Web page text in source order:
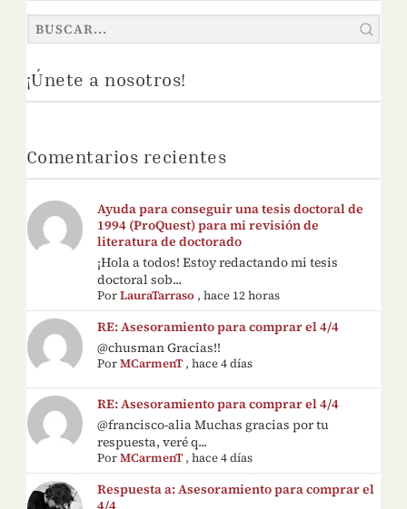
¡Únete a nosotros!
Comentarios recientes
Ayuda para conseguir una tesis doctoral de
1994 (ProQuest) para mi revisión de
literatura de doctorado
¡Hola a todos! Estoy redactando mi tesis
doctoral sob...
PorLauraTarraso ,hace 12 horas
RE: Asesoramiento para comprar el 4/4
@chusman Gracias!!
PorMCarmenT,hace 4 días
RE: Asesoramiento para comprar el 4/4
@francisco-alia Muchas gracias por tu
respuesta, veré q...
PorMCarmenT,hace 4 días
Respuesta a: Asesoramiento para comprar el
4/4